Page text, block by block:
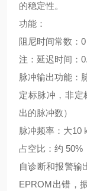
的稳定性。
功能：
阻尼时间常数：
注：延迟时间：
脉冲输出功能：
定标脉冲，非定
出的脉冲数）
脉冲频率：大10
占空比：约 50%
自诊断和报警输
EPROM出错，